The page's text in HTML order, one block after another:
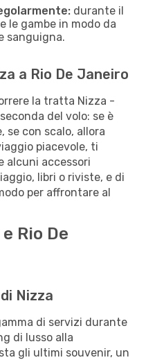
durante il
le gambe in modo da
sanguigna.
a Rio De Janeiro
la tratta Nizza -
del volo: se è
se con scalo, allora
piacevole, ti
alcuni accessori
libri o riviste, e di
per affrontare al
Rio De
Nizza
di servizi durante
di lusso alla
gli ultimi souvenir, un